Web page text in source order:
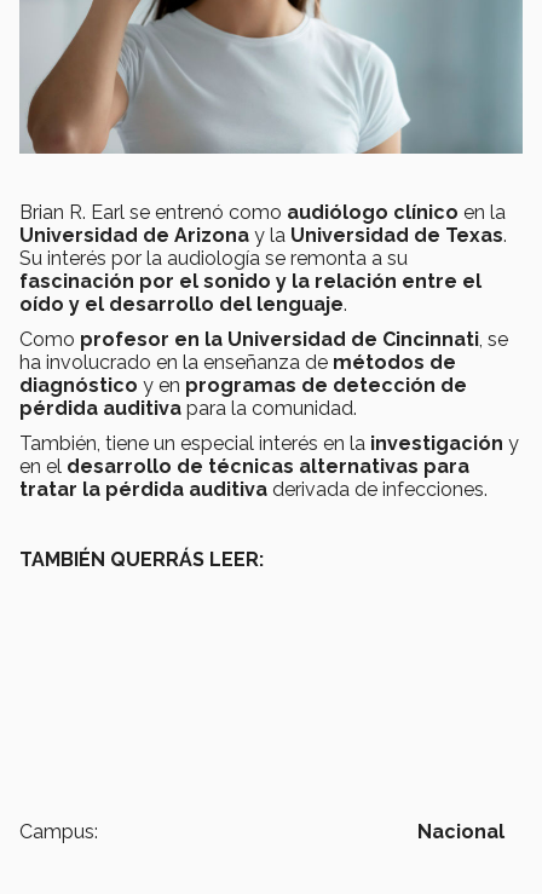
Brian R. Earl se entrenó como audiólogo clínico en la
Universidad de Arizona y la Universidad de Texas.
Su interés por la audiología se remonta a su
fascinación por el sonido y la relación entre el
oído y el desarrollo del lenguaje.
Como profesor en la Universidad de Cincinnati , se
ha involucrado en la enseñanza de métodos de
diagnóstico y en programas de detección de
pérdida auditiva para la comunidad.
También, tiene un especial interés en la investigación y
en el desarrollo de técnicas alternativas para
tratar la pérdida auditiva derivada de infecciones.
TAMBIÉN QUERRÁS LEER:
Campus: Nacional